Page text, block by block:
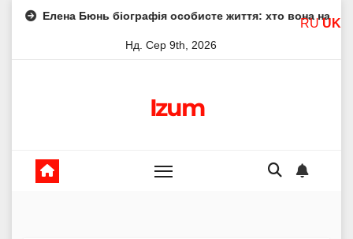
біографія особисте життя: хто вона насправді
Нд. Сер 9th, 2026
Izum
RU UK